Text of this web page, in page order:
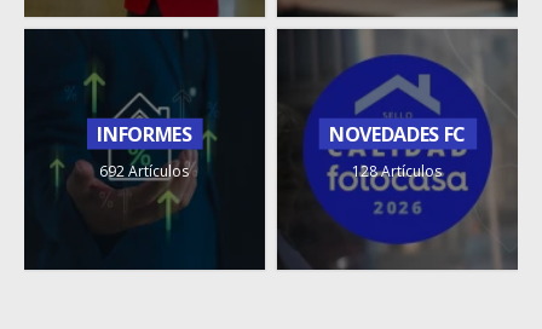
INFORMES
692 Artículos
NOVEDADES FC
128 Artículos